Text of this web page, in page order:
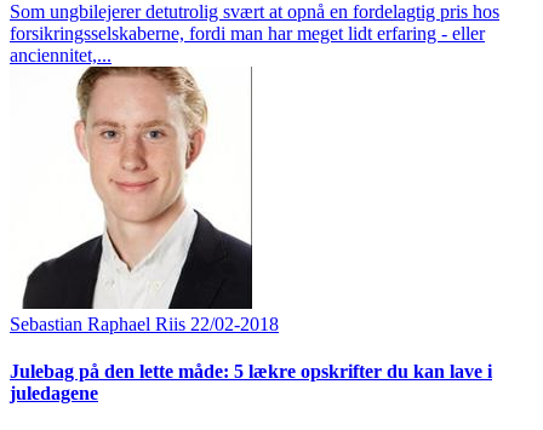
Som ungbilejerer detutrolig svært at opnå en fordelagtig pris hos
forsikringsselskaberne, fordi man har meget lidt erfaring - eller
anciennitet,...
Sebastian Raphael Riis 22/02-2018
Julebag på den lette måde: 5 lækre opskrifter du kan lave i
juledagene